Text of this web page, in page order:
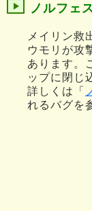
ノルフェ
メイリン救
ウモリが攻
あります。
ップに閉じ
詳しくは「
れるバグを